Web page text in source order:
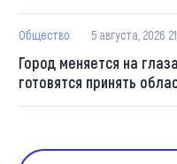
Общество 5 августа, 2026
Город меняется на
готовятся принять